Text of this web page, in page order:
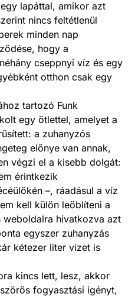
lapáttal, amikor azt
nincs feltétlenül
minden nap
hogy a
cseppnyi víz és egy
otthon csak egy
tartozó Funk
egy ötlettel, amelyet a
a zuhanyzós
előnye van annak,
végzi el a kisebb dolgát:
érintkezik
–, ráadásul a víz
kell külön leöblíteni a
hivatkozva azt
egyszer zuhanyzás
kétezer liter vizet is
kincs lett, lesz, akkor
fogyasztási igényt,